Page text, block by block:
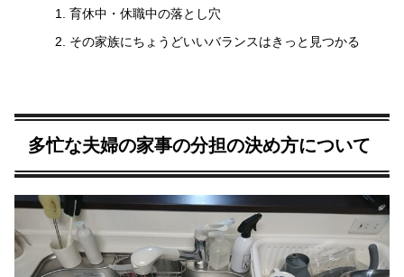
育休中・休職中の落とし穴
その家族にちょうどいいバランスはきっと見つかる
多忙な夫婦の家事の分担の決め方について